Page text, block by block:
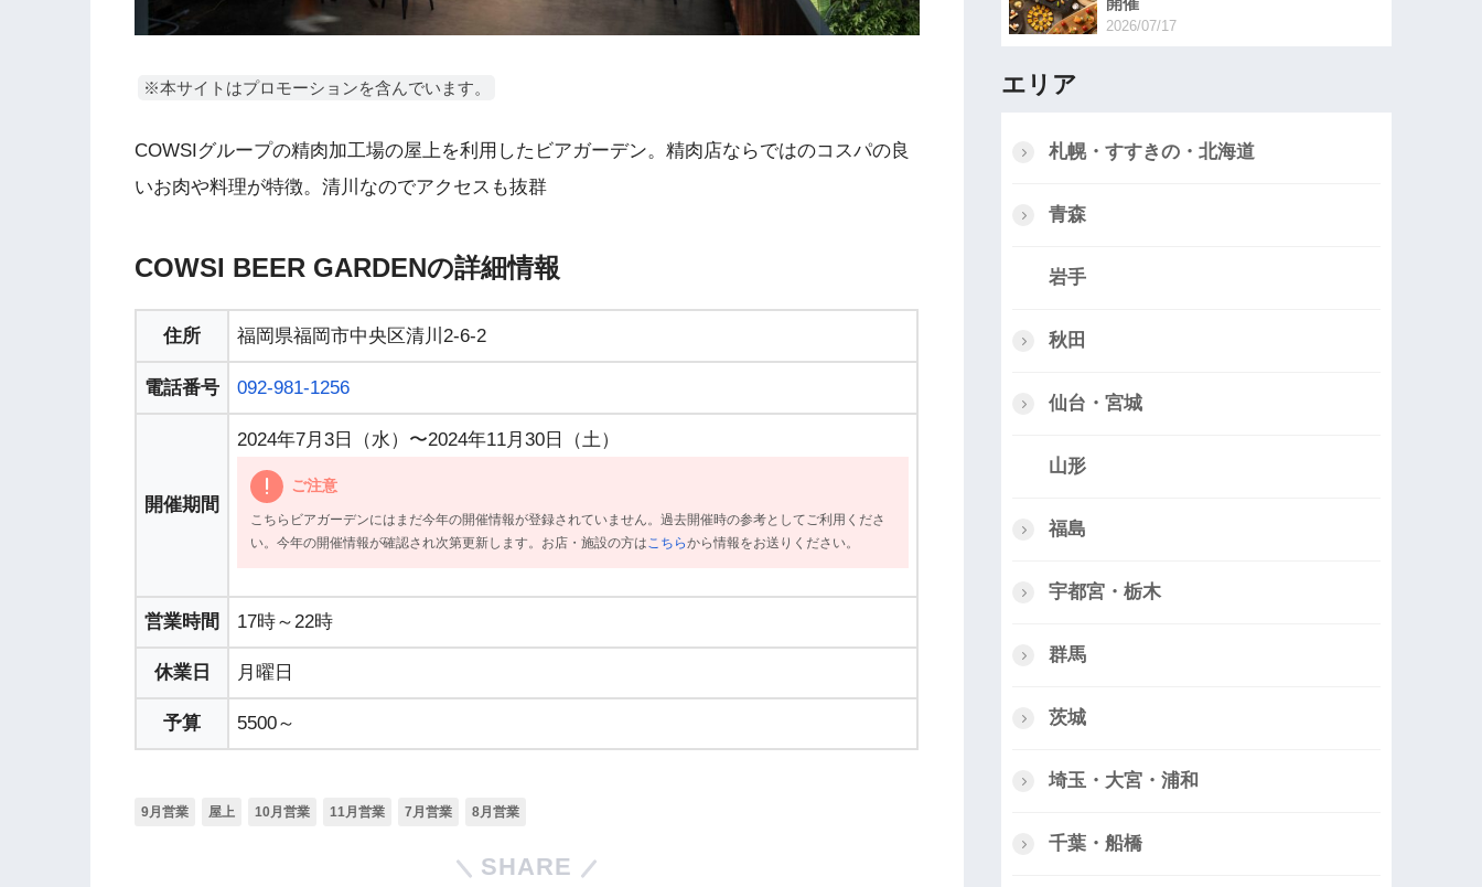
※本サイトはプロモーションを含んでいます。
COWSIグループの精肉加工場の屋上を利用したビアガーデン。精肉店ならではのコスパの良
いお肉や料理が特徴。清川なのでアクセスも抜群
COWSI BEER GARDENの詳細情報
住所 福岡県福岡市中央区清川2-6-2
電話番号 092-981-1256
開催期間
2024年7月3日（水）〜2024年11月30日（土）
ご注意
こちらビアガーデンにはまだ今年の開催情報が登録されていません。過去開催時の参考としてご利用くださ
い。今年の開催情報が確認され次第更新します。お店・施設の方は こちらから情報をお送りください。
営業時間 17時～22時
休業日 月曜日
予算 5500～
9月営業 屋上 10月営業 11月営業 7月営業 8月営業
SHARE
2026/07/17
エリア
札幌・すすきの・北海道
青森
岩手
秋田
仙台・宮城
山形
福島
宇都宮・栃木
群馬
茨城
埼玉・大宮・浦和
千葉・船橋